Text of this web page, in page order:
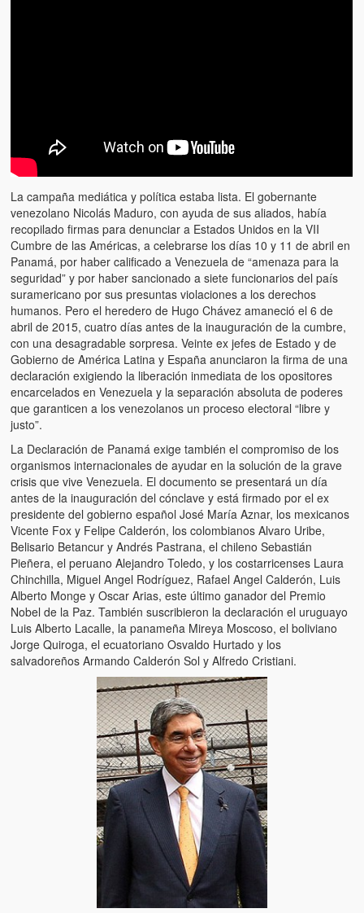
Chavez “such a children lover”)
Los niños de las calles de Venezuela (Children of the streets of
Luis y El Mono… en armas (Luis and El Mono… armed)
Puente Llaguno, Miraflores… ¿y Lina?
Radio Emisoras y canales de televisión clausurados por el
de Chávez hasta el 2009
Victimas del 11 de abril de 2002
Víctimas del régimen dictatorial de Chávez desde que tomó el
poder hasta el 31 de diciembre de 2009
Víctimas inocentes de la violencia castrista del 4 de Febrero de
1992
¡¡¡Miserable traidor, mira a tu pueblo!!! (Despicable traitor, look
your country!!!)
Fotos
Versos
Cuentos
Videos
Chistes
La campaña mediática y política estaba lista. El gobernante
venezolano Nicolás Maduro, con ayuda de sus aliados, había
recopilado firmas para denunciar a Estados Unidos en la VII
Cumbre de las Américas, a celebrarse los días 10 y 11 de abril en
Panamá, por haber calificado a Venezuela de “amenaza para la
seguridad” y por haber sancionado a siete funcionarios del país
suramericano por sus presuntas violaciones a los derechos
humanos. Pero el heredero de Hugo Chávez amaneció el 6 de
abril de 2015, cuatro días antes de la inauguración de la cumbre,
con una desagradable sorpresa. Veinte ex jefes de Estado y de
Gobierno de América Latina y España anunciaron la firma de una
declaración exigiendo la liberación inmediata de los opositores
encarcelados en Venezuela y la separación absoluta de poderes
que garanticen a los venezolanos un proceso electoral “libre y
justo”.
La Declaración de Panamá exige también el compromiso de los
organismos internacionales de ayudar en la solución de la grave
crisis que vive Venezuela. El documento se presentará un día
antes de la inauguración del cónclave y está firmado por el ex
presidente del gobierno español José María Aznar, los mexicanos
Vicente Fox y Felipe Calderón, los colombianos Alvaro Uribe,
Belisario Betancur y Andrés Pastrana, el chileno Sebastián
Pieñera, el peruano Alejandro Toledo, y los costarricenses Laura
Chinchilla, Miguel Angel Rodríguez, Rafael Angel Calderón, Luis
Alberto Monge y Oscar Arias, este último ganador del Premio
Nobel de la Paz. También suscribieron la declaración el uruguayo
Luis Alberto Lacalle, la panameña Mireya Moscoso, el boliviano
Jorge Quiroga, el ecuatoriano Osvaldo Hurtado y los
salvadoreños Armando Calderón Sol y Alfredo Cristiani.